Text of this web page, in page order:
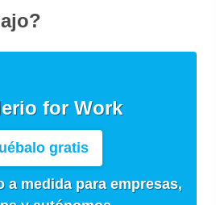
for Work
gratis
a medida para empresas,